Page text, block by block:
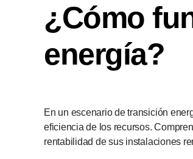
¿Cómo
energía?
En un escenario de transición
eficiencia de los recursos.
rentabilidad de sus instalaciones